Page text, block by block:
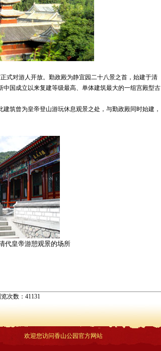
式对游人开放。勤政殿为静宜园二十八景之首，始建于清
国成立以来复建等级最高、单体建筑最大的一组宫殿型古
曾为皇帝登山游玩休息观景之处，与勤政殿同时始建，
代皇帝游憩观景的场所
次数：41131
欢迎您访问香山公园官方网站